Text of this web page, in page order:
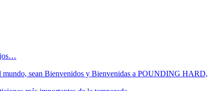
mundo, sean Bienvenidos y Bienvenidas a POUNDING HARD,